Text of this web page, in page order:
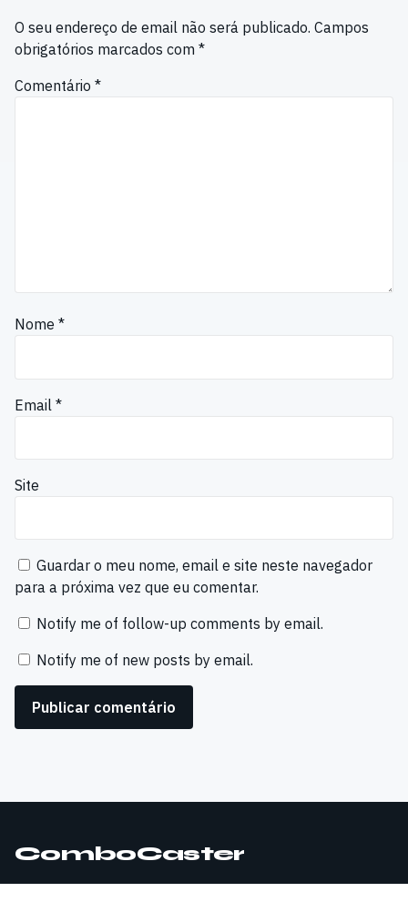
O seu endereço de email não será publicado. Campos
obrigatórios marcados com *
Comentário *
Nome *
Email *
Site
Guardar o meu nome, email e site neste navegador
para a próxima vez que eu comentar.
Notify me of follow-up comments by email.
Notify me of new posts by email.
ComboCaster